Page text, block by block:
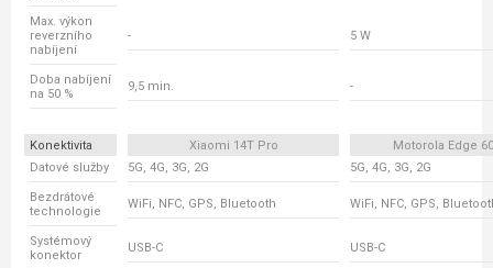
Max. výkon
reverzního
nabíjení
- 5 W
Doba nabíjení
na 50 %
9,5 min. -
Konektivita Xiaomi 14T Pro
Motorola Edge
Datové služby
5G, 4G, 3G, 2G 5G, 4G, 3G, 2G
Bezdrátové
technologie
WiFi, NFC, GPS, Bluetooth WiFi, NFC, GPS,
Systémový
konektor
USB-C USB-C